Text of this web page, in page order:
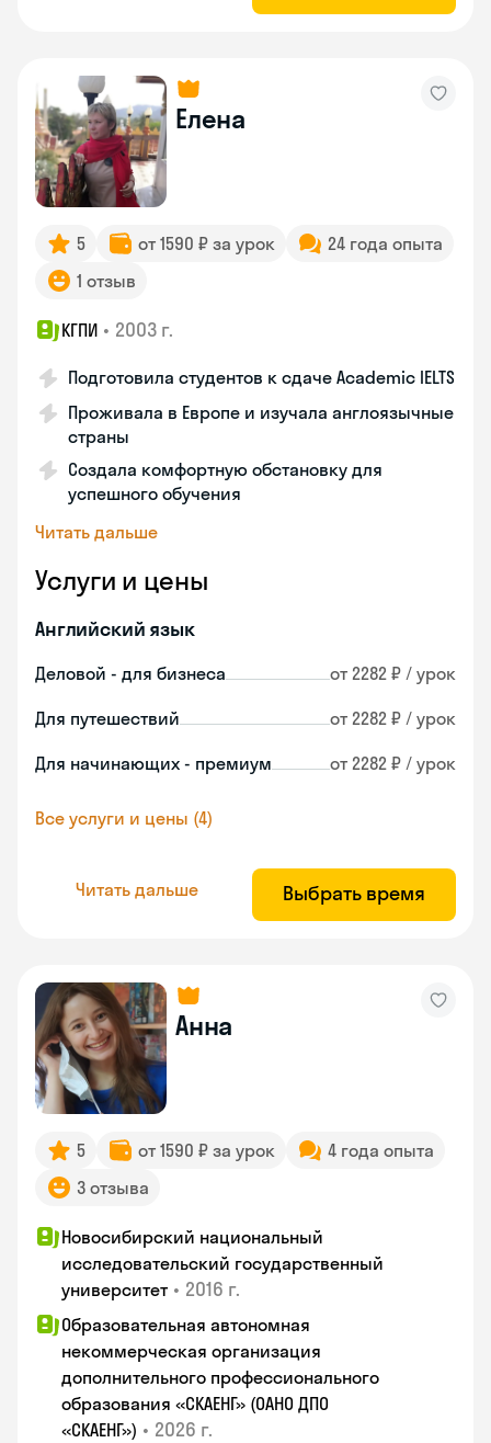
Елена
5 от 1590 ₽ за урок
24 года опыта
1 отзыв
КГПИ • 2003 г.
Подготовила студентов к сдаче Academic IELTS
Проживала в Европе и изучала англоязычные
страны
Создала комфортную обстановку для
успешного обучения
Читать дальше
Услуги и цены
Английский язык
Деловой - для бизнеса от 2282 ₽ / урок
Для путешествий от 2282 ₽ / урок
Для начинающих - премиум от 2282 ₽ / урок
Все услуги и цены (4)
Читать дальше Выбрать время
Анна
5 от 1590 ₽ за урок
4 года опыта
3 отзыва
Новосибирский национальный
исследовательский государственный
университет • 2016 г.
Образовательная автономная
некоммерческая организация
дополнительного профессионального
образования «СКАЕНГ» (ОАНО ДПО
«СКАЕНГ») • 2026 г.